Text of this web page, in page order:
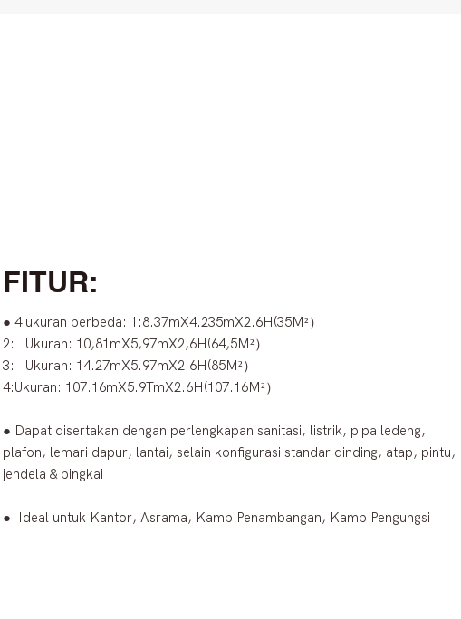
FITUR:
● 4 ukuran berbeda: 1:8.37mX4.235mX2.6H(35M²）
2: Ukuran: 10,81mX5,97mX2,6H(64,5M²）
3: Ukuran: 14.27mX5.97mX2.6H(85M²）
4:Ukuran: 107.16mX5.9TmX2.6H(107.16M²）
● Dapat disertakan dengan perlengkapan sanitasi, listrik, pipa ledeng,
plafon, lemari dapur, lantai, selain konfigurasi standar dinding, atap, pintu,
jendela & bingkai
● Ideal untuk Kantor, Asrama, Kamp Penambangan, Kamp Pengungsi